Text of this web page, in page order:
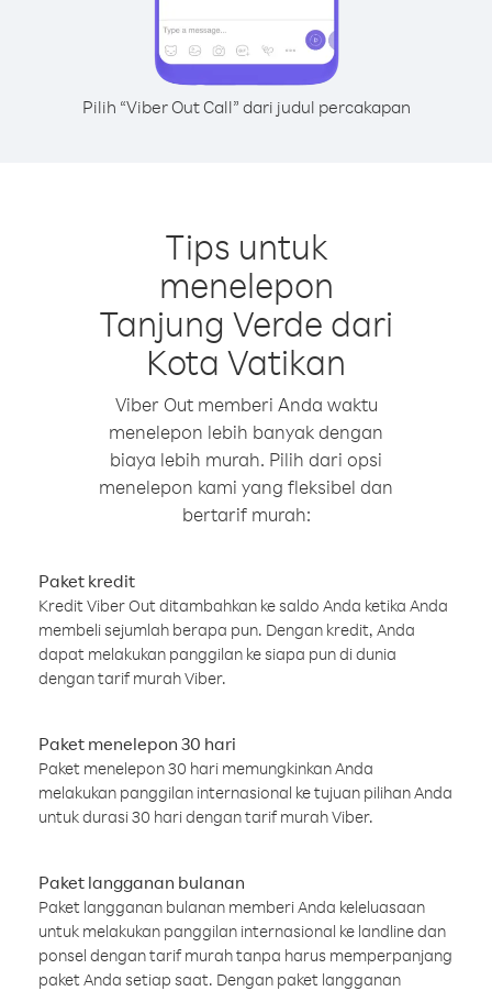
Pilih “Viber Out Call” dari judul percakapan
Tips untuk
menelepon
Tanjung Verde dari
Kota Vatikan
Viber Out memberi Anda waktu
menelepon lebih banyak dengan
biaya lebih murah. Pilih dari opsi
menelepon kami yang fleksibel dan
bertarif murah:
Paket kredit
Kredit Viber Out ditambahkan ke saldo Anda ketika Anda
membeli sejumlah berapa pun. Dengan kredit, Anda
dapat melakukan panggilan ke siapa pun di dunia
dengan tarif murah Viber.
Paket menelepon 30 hari
Paket menelepon 30 hari memungkinkan Anda
melakukan panggilan internasional ke tujuan pilihan Anda
untuk durasi 30 hari dengan tarif murah Viber.
Paket langganan bulanan
Paket langganan bulanan memberi Anda keleluasaan
untuk melakukan panggilan internasional ke landline dan
ponsel dengan tarif murah tanpa harus memperpanjang
paket Anda setiap saat. Dengan paket langganan